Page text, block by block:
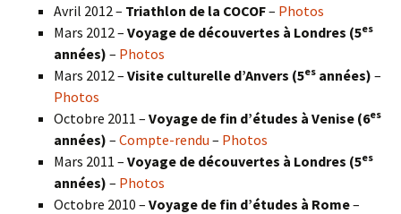
Avril 2012 – Triathlon de la COCOF– Photos
Mars 2012 – Voyage de découvertes à Londres (5es
années) – Photos
Mars 2012 – Visite culturelle d’Anvers (5es années) –
Photos
Octobre 2011 – Voyage de fin d’études à Venise (6es
années) – Compte-rendu – Photos
Mars 2011 – Voyage de découvertes à Londres (5es
années) – Photos
Octobre 2010 – Voyage de fin d’études à Rome–